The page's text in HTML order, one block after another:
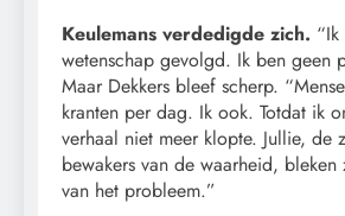
Keulemans verdedigde zich.
wetenschap gevolgd. Ik ben geen
Maar Dekkers bleef scherp.
kranten per dag. Ik ook. Totdat ik
verhaal niet meer klopte. Jullie, de
bewakers van de waarheid,
van het probleem.”